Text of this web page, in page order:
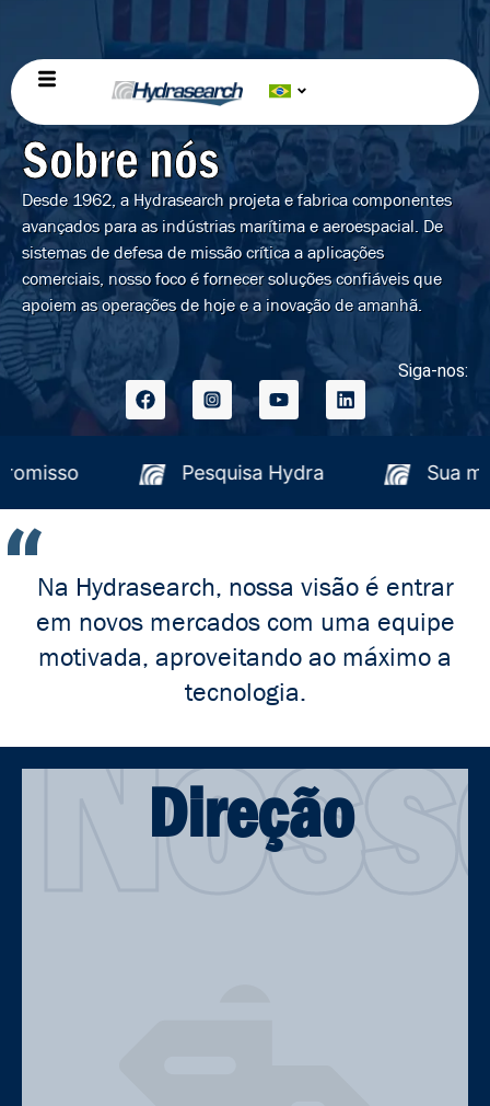
Sobre nós
Desde 1962, a Hydrasearch projeta e fabrica componentes
avançados para as indústrias marítima e aeroespacial. De
sistemas de defesa de missão crítica a aplicações
comerciais, nosso foco é fornecer soluções confiáveis que
apoiem as operações de hoje e a inovação de amanhã.
Siga-nos:
compromisso Pesquisa Hydra
“Na Hydrasearch, nossa visão é entrar
em novos mercados com uma equipe
motivada, aproveitando ao máximo a
tecnologia.
Direção